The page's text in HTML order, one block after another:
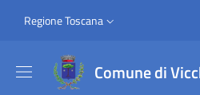
Slim top
Regione Toscana
Comune di